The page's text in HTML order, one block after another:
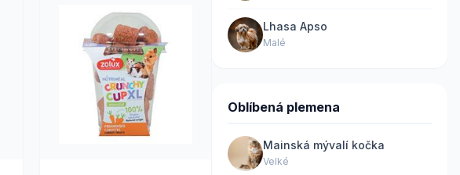
Lhasa Apso
Malé
Oblíbená plemena
Mainská mývalí kočka
Velké